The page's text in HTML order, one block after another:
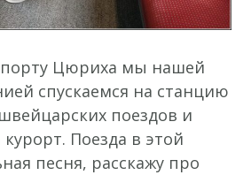
Цюриха мы нашей
спускаемся на станцию
поездов и
Поезда в этой
песня, расскажу про